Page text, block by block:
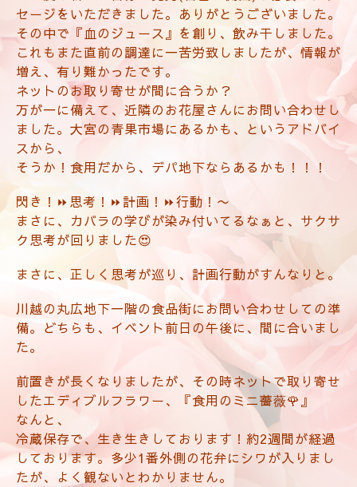
セージをいただきました。ありがとうございました。
その中で『血のジュース』を創り、飲み干しました。
これもまた直前の調達に一苦労致しましたが、情報が
増え、有り難かったです。
ネットのお取り寄せが間に合うか？
万が一に備えて、近隣のお花屋さんにお問い合わせし
ました。大宮の青果市場にあるかも、というアドバイ
スから、
そうか！食用だから、デパ地下ならあるかも！！！
閃き！⏩思考！⏩計画！⏩行動！〜
まさに、カバラの学びが染み付いてるなぁと、サクサ
ク思考が回りました😍
まさに、正しく思考が巡り、計画行動がすんなりと。
川越の丸広地下一階の食品街にお問い合わせしての準
備。どちらも、イベント前日の午後に、間に合いまし
た。
前置きが長くなりましたが、その時ネットで取り寄せ
したエディブルフラワー、『食用のミニ薔薇🌹』
なんと、
冷蔵保存で、生き生きしております！ 約2週間が経過
しております。多少1番外側の花弁にシワが入りまし
たが、よく観ないとわかりません。